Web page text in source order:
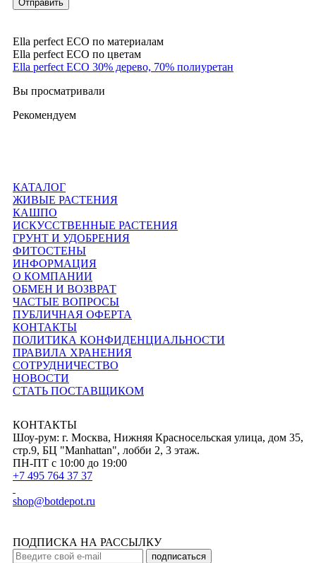
Отправить
Ella perfect ECO по материалам
Ella perfect ECO по цветам
Ella perfect ECO 30% дерево, 70% полиуретан
Вы просматривали
Рекомендуем
КАТАЛОГ
ЖИВЫЕ РАСТЕНИЯ
КАШПО
ИСКУССТВЕННЫЕ РАСТЕНИЯ
ГРУНТ И УДОБРЕНИЯ
ФИТОСТЕНЫ
ИНФОРМАЦИЯ
О КОМПАНИИ
ОБМЕН И ВОЗВРАТ
ЧАСТЫЕ ВОПРОСЫ
ПУБЛИЧНАЯ ОФЕРТА
КОНТАКТЫ
ПОЛИТИКА КОНФИДЕНЦИАЛЬНОСТИ
ПРАВИЛА ХРАНЕНИЯ
СОТРУДНИЧЕСТВО
НОВОСТИ
СТАТЬ ПОСТАВЩИКОМ
КОНТАКТЫ
Шоу-рум: г. Москва, Нижняя Красносельская улица, дом 35,
стр.9, БЦ "Manhattan", лобби 2, 3 этаж.
ПН-ПТ с 10:00 до 19:00
+7 495 764 37 37
shop@botdepot.ru
ПОДПИСКА НА РАССЫЛКУ
подписаться